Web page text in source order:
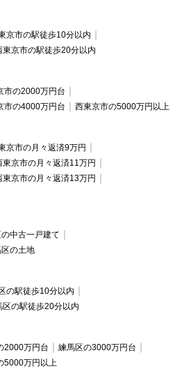
京市の駅徒歩10分以内
東京市の駅徒歩20分以内
市の2000万円台
市の4000万円台 西東京市の5000万円以上
京市の月々返済9万円
東京市の月々返済11万円
東京市の月々返済13万円
中古一戸建て
の土地
の駅徒歩10分以内
区の駅徒歩20分以内
2000万円台
練馬区の3000万円台
5000万円以上